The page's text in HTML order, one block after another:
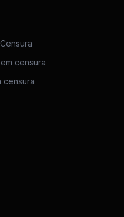
censura
censura